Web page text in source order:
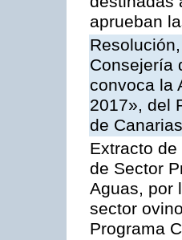
aprueban
Consejería
convoca la
2017», del
de Canarias
Extracto
de Sector
Aguas, por
sector
Programa